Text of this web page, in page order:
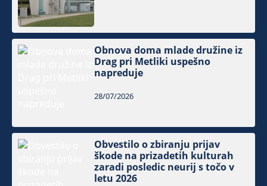
Obnova doma mlade družine iz
Drag pri Metliki uspešno
napreduje
28/07/2026
Obvestilo o zbiranju prijav
škode na prizadetih kulturah
zaradi posledic neurij s točo v
letu 2026